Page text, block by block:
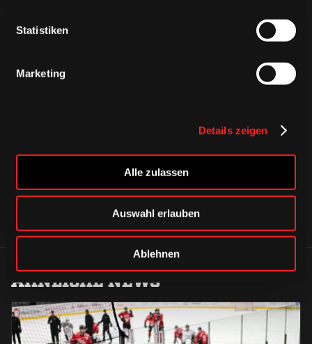
Statistiken
Marketing
Details zeigen
Alle zulassen
Auswahl erlauben
Ablehnen
CAPS & CO
CAPS & CO
ÄHNLICHE NEWS